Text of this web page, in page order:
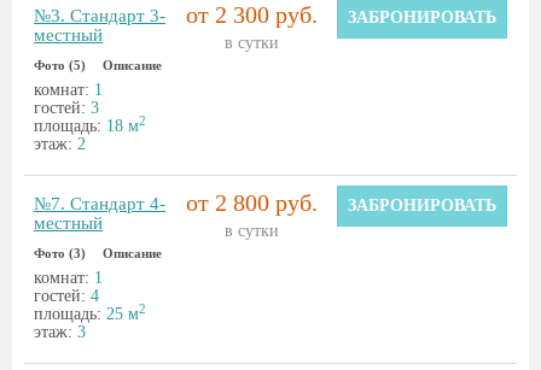
№3. Стандарт 3-
местный
Фото (5) Описание
комнат: 1
гостей: 3
площадь: 18 м2
этаж: 2
от 2 300 руб.
в сутки
ЗАБРОНИРОВАТЬ
№7. Стандарт 4-
местный
Фото (3) Описание
комнат: 1
гостей: 4
площадь: 25 м2
этаж: 3
от 2 800 руб.
в сутки
ЗАБРОНИРОВАТЬ